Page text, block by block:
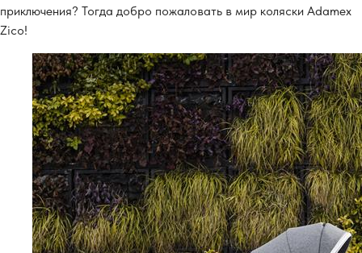
приключения? Тогда добро пожаловать в мир коляски Adamex
Zico!